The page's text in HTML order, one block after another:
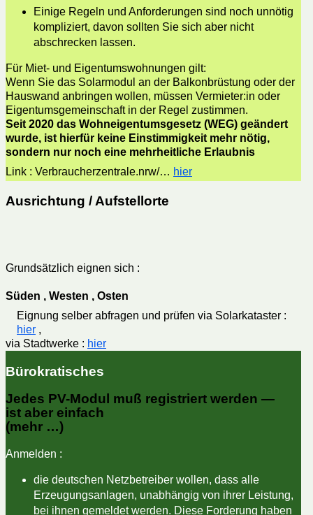
Einige Regeln und Anforderungen sind noch unnötig
kompliziert, davon sollten Sie sich aber nicht
abschrecken lassen.
Für Miet- und Eigentumswohnungen gilt:
Wenn Sie das Solarmodul an der Balkonbrüstung oder der
Hauswand anbringen wollen, müssen Vermieter:in oder
Eigentumsgemeinschaft in der Regel zustimmen.
Seit 2020 das Wohneigentumsgesetz (WEG) geändert
wurde, ist hierfür keine Einstimmigkeit mehr nötig,
sondern nur noch eine mehrheitliche Erlaubnis
Link : Verbraucherzentrale.nrw/… hier
Ausrichtung / Aufstellorte
Grundsätzlich eignen sich :
Süden , Westen , Osten
Eignung selber abfragen und prüfen via Solarkataster :
hier ,
via Stadtwerke : hier
Bürokratisches
Jedes PV-Modul muß registriert werden —
ist aber einfach
(mehr …)
Anmelden :
die deutschen Netzbetreiber wollen, dass alle
Erzeugungsanlagen, unabhängig von ihrer Leistung,
bei ihnen gemeldet werden. Diese Forderung haben